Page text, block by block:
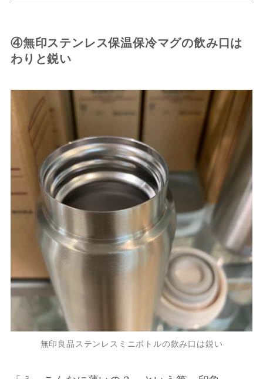
④無印ステンレス保温保冷マグの飲み口は
わりと鋭い
無印良品ステンレスミニボトルの飲み口は鋭い